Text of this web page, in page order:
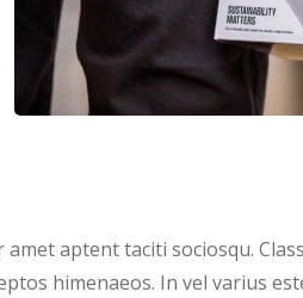
aptent taciti sociosqu.
himenaeos. In vel varius